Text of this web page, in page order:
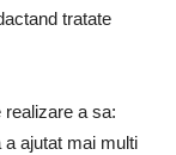
tratate
realizare a sa:
a ajutat mai multi